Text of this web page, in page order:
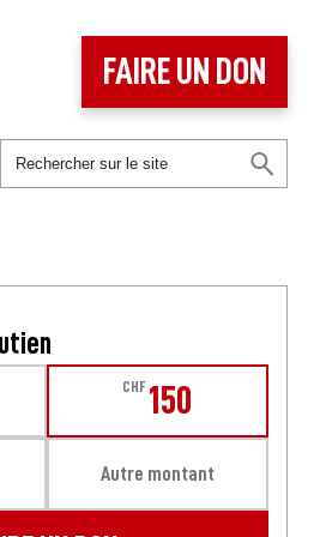
FAIRE UN DON
CHF 150
Autre montant